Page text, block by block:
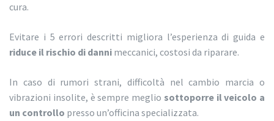
cura.
Evitare i 5 errori descritti migliora l’esperienza di guida e
riduce il rischio di danni meccanici, costosi da riparare.
In caso di rumori strani, difficoltà nel cambio marcia o
vibrazioni insolite, è sempre meglio sottoporre il veicolo a
un controllo presso un’officina specializzata.